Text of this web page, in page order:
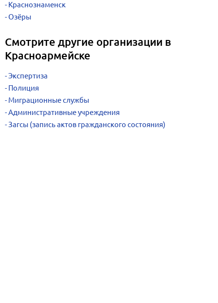
Краснознаменск
Озёры
Смотрите другие организации в
Красноармейске
Экспертиза
Полиция
Миграционные службы
Административные учреждения
Загсы (запись актов гражданского состояния)